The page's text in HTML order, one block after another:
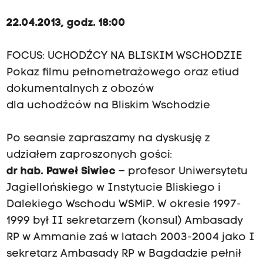
22.04.2013, godz. 18:00
FOCUS: UCHODŹCY NA BLISKIM WSCHODZIE
Pokaz filmu pełnometrażowego oraz etiud
dokumentalnych z obozów
dla uchodźców na Bliskim Wschodzie
Po seansie zapraszamy na dyskusję z
udziałem zaproszonych gości:
dr hab. Paweł Siwiec – profesor Uniwersytetu
Jagiellońskiego w Instytucie Bliskiego i
Dalekiego Wschodu WSMiP. W okresie 1997-
1999 był II sekretarzem (konsul) Ambasady
RP w Ammanie zaś w latach 2003-2004 jako I
sekretarz Ambasady RP w Bagdadzie pełnił